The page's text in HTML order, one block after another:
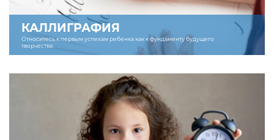
КАЛЛИГРАФИЯ
Относитесь к первым успехам ребенка как к фундаменту будущего
творчества.